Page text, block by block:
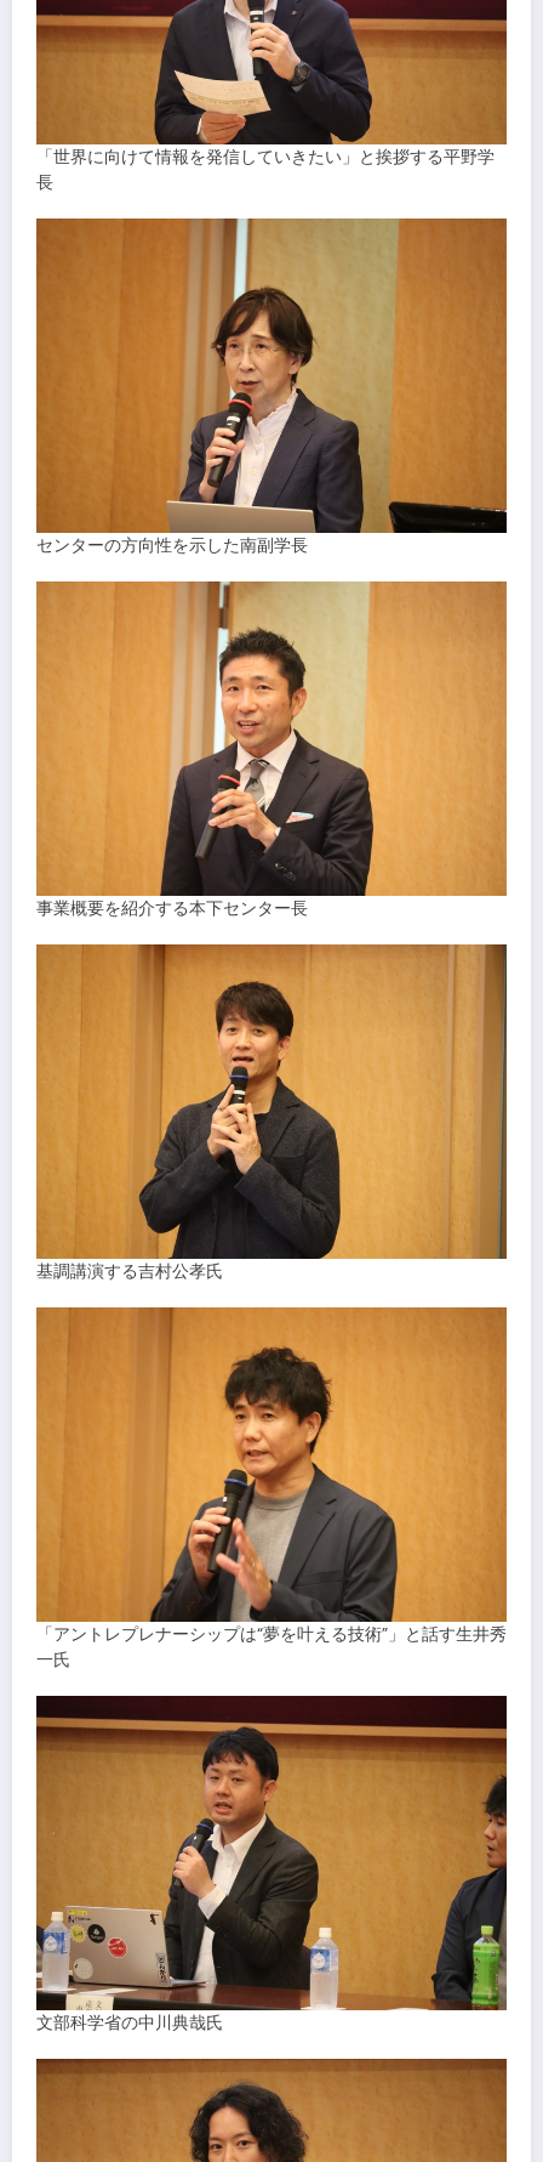
「世界に向けて情報を発信していきたい」と挨拶する平野学
長
センターの方向性を示した南副学長
事業概要を紹介する本下センター長
基調講演する吉村公孝氏
「アントレプレナーシップは“夢を叶える技術”」と話す生井秀
一氏
文部科学省の中川典哉氏